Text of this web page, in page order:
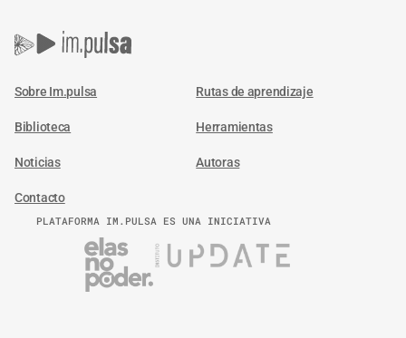
Sobre Im.pulsa Rutas de aprendizaje
Biblioteca Herramientas
Noticias Autoras
Contacto
PLATAFORMA IM.PULSA ES UNA INICIATIVA